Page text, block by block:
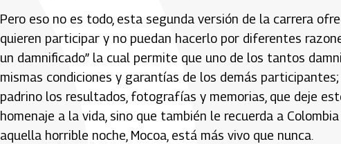
Pero eso no es todo, esta segunda versión de la carrera
quieren participar y no puedan hacerlo por diferentes
un damnificado” la cual permite que uno de los tantos
mismas condiciones y garantías de los demás
padrino los resultados, fotografías y memorias, que deje
homenaje a la vida, sino que también le recuerda a
aquella horrible noche, Mocoa, está más vivo que nunca.